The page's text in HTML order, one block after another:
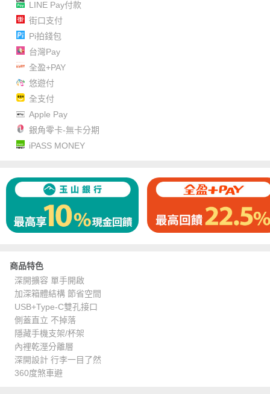
LINE Pay付款
街口支付
Pi拍錢包
台灣Pay
全盈+PAY
悠遊付
全支付
Apple Pay
銀角零卡-無卡分期
iPASS MONEY
商品特色
深開擴容 單手開啟
加深箱體結構 節省空間
USB+Type-C雙孔接口
側蓋直立 不掉落
隱藏手機支架/杯架
內裡乾溼分離層
深開設計 行李一目了然
360度煞車避